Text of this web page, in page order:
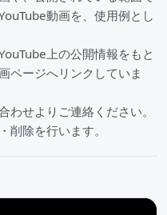
動画を、使用例とし
上の公開情報をもと
ページへリンクしていま
せよりご連絡ください。
削除を行います。